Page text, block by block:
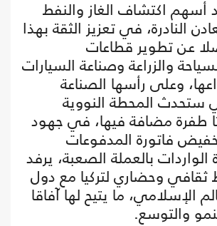
أسهم اكتشاف الغاز والنفط
النادرة، في تعزيز الثقة بهذا
عن تطوير قطاعات
والزراعة وصناعة السيارات
وعلى رأسها الصناعة
ستحدث المحطة النووية
طفرة مضافة فيها، في جهود
فاتورة المدفوعات
الواردات بالعملة الصعبة، يرفد
ثقافي وحضاري لتركيا مع دول
الإسلامي، ما يتيح لها آفاقا
والتوسع.